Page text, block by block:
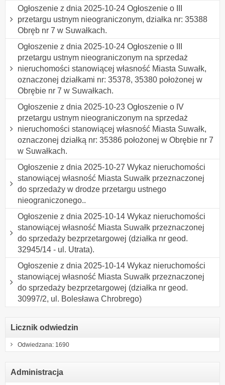
Ogłoszenie z dnia 2025-10-24 Ogłoszenie o III
przetargu ustnym nieograniczonym, działka nr: 35388
Obręb nr 7 w Suwałkach.
Ogłoszenie z dnia 2025-10-24 Ogłoszenie o III
przetargu ustnym nieograniczonym na sprzedaż
nieruchomości stanowiącej własność Miasta Suwałk,
oznaczonej działkami nr: 35378, 35380 położonej w
Obrębie nr 7 w Suwałkach.
Ogłoszenie z dnia 2025-10-23 Ogłoszenie o IV
przetargu ustnym nieograniczonym na sprzedaż
nieruchomości stanowiącej własność Miasta Suwałk,
oznaczonej działką nr: 35386 położonej w Obrębie nr 7
w Suwałkach.
Ogłoszenie z dnia 2025-10-27 Wykaz nieruchomości
stanowiącej własność Miasta Suwałk przeznaczonej
do sprzedaży w drodze przetargu ustnego
nieograniczonego..
Ogłoszenie z dnia 2025-10-14 Wykaz nieruchomości
stanowiącej własność Miasta Suwałk przeznaczonej
do sprzedaży bezprzetargowej (działka nr geod.
32945/14 - ul. Utrata).
Ogłoszenie z dnia 2025-10-14 Wykaz nieruchomości
stanowiącej własność Miasta Suwałk przeznaczonej
do sprzedaży bezprzetargowej (działka nr geod.
30997/2, ul. Bolesława Chrobrego)
Licznik odwiedzin
Odwiedzana: 1690
Administracja